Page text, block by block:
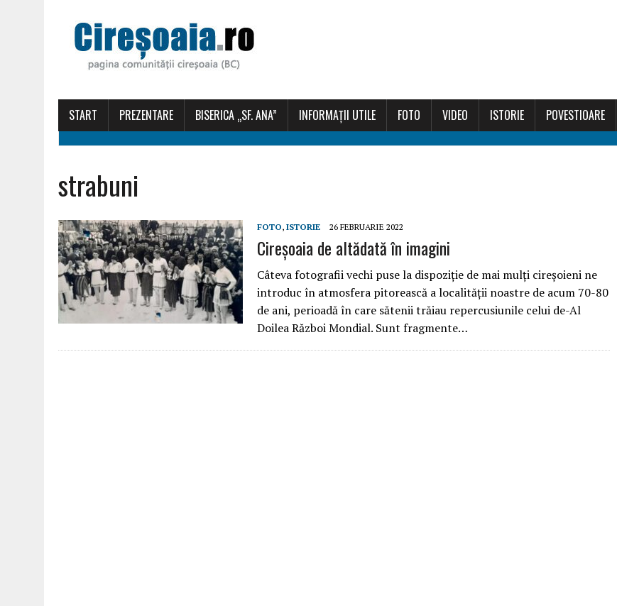
START PREZENTARE BISERICA „SF. ANA” INFORMAȚII UTILE FOTO VIDEO ISTORIE POVESTIOARE
strabuni
FOTO, ISTORIE 26 FEBRUARIE 2022
Cireșoaia de altădată în imagini
Câteva fotografii vechi puse la dispoziție de mai mulți cireșoieni ne
introduc în atmosfera pitorească a localității noastre de acum 70-80
de ani, perioadă în care sătenii trăiau repercusiunile celui de-Al
Doilea Război Mondial. Sunt fragmente…